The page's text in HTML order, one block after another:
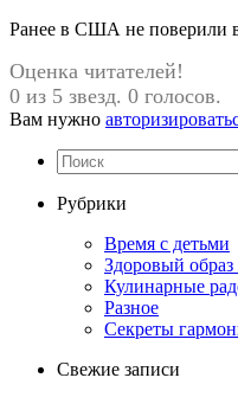
Ранее в США не поверили
Оценка читателей!
0 из 5 звезд. 0 голосов.
Вам нужно
Рубрики
Время с детьми
Здоровый
Кулинарные
Разное
Секреты
Свежие записи